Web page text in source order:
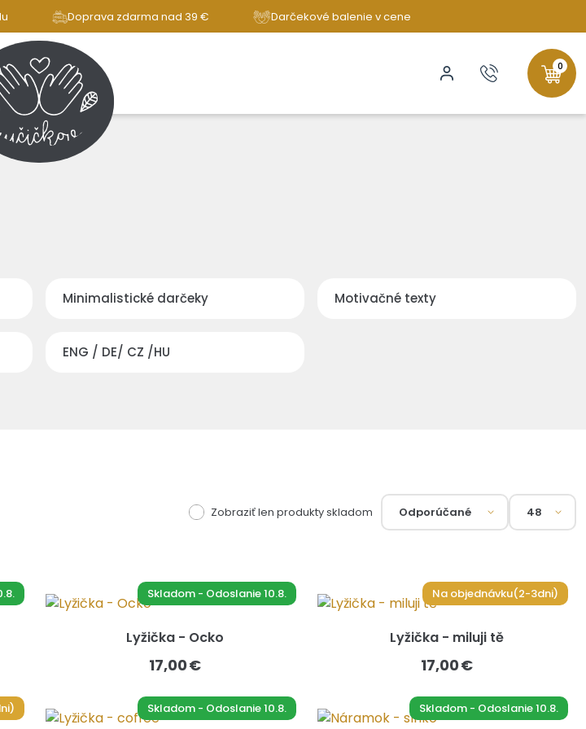
Doprava zdarma nad 39 € Darčekové balenie v cene
0
Minimalistické darčeky Motivačné texty
ENG / DE/ CZ /HU
Zobraziť len produkty skladom
Skladom - Odoslanie 10.8.
Lyžička - Ocko
17,00 €
Na objednávku(2-3dni)
Lyžička - miluji tě
17,00 €
Skladom - Odoslanie 10.8. Skladom - Odoslanie 10.8.